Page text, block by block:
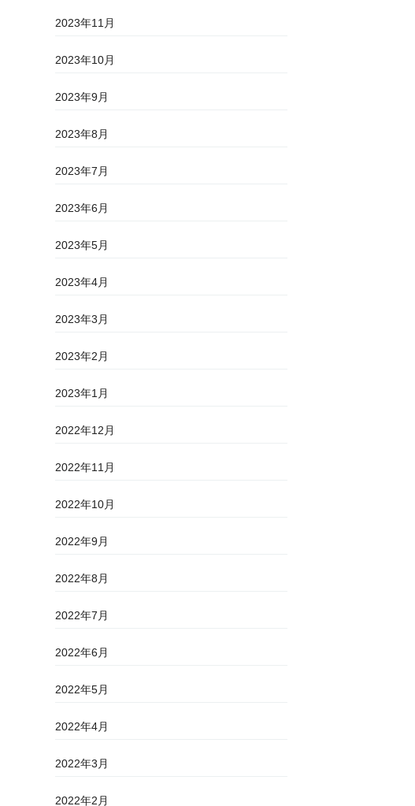
2023年11月
2023年10月
2023年9月
2023年8月
2023年7月
2023年6月
2023年5月
2023年4月
2023年3月
2023年2月
2023年1月
2022年12月
2022年11月
2022年10月
2022年9月
2022年8月
2022年7月
2022年6月
2022年5月
2022年4月
2022年3月
2022年2月